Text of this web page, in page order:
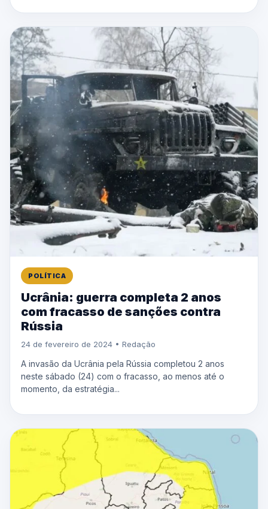
POLÍTICA
Ucrânia: guerra completa 2 anos
com fracasso de sanções contra
Rússia
24 de fevereiro de 2024 • Redação
A invasão da Ucrânia pela Rússia completou 2 anos
neste sábado (24) com o fracasso, ao menos até o
momento, da estratégia...